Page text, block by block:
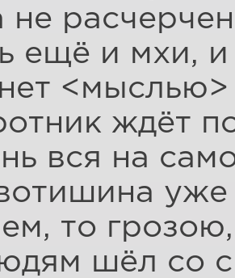
не
ещё и мхи,
ждёт
вся на
то
шёл со